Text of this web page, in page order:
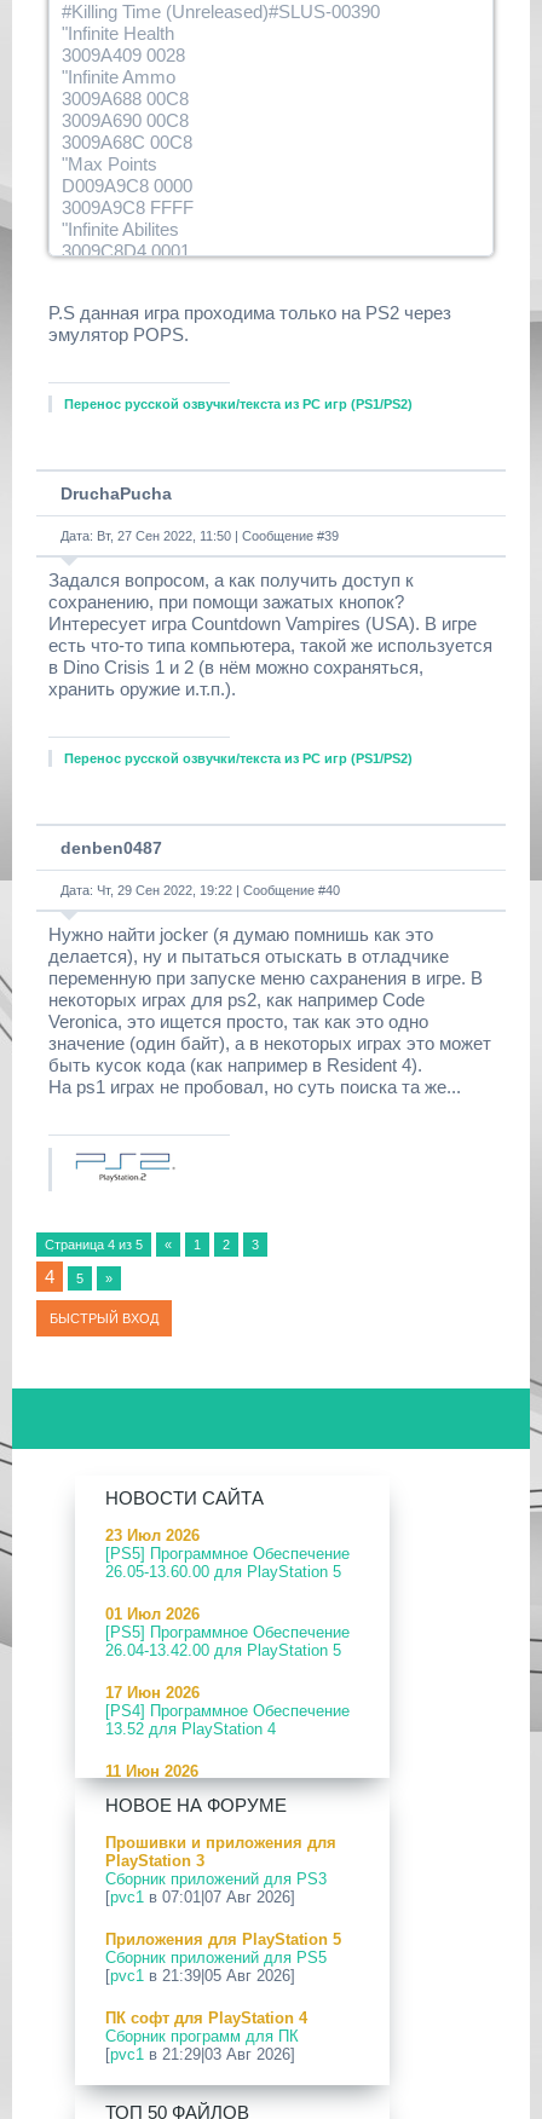
#Killing Time (Unreleased)#SLUS-00390
"Infinite Health
3009A409 0028
"Infinite Ammo
3009A688 00C8
3009A690 00C8
3009A68C 00C8
"Max Points
D009A9C8 0000
3009A9C8 FFFF
"Infinite Abilites
3009C8D4 0001
3009C91C 0001
3009C934 0001
3009C964 0001
3009C97C 0001
P.S данная игра проходима только на PS2 через
эмулятор POPS.
Перенос русской озвучки/текста из РС игр (PS1/PS2)
DruchaPucha
Дата: Вт, 27 Сен 2022, 11:50 | Сообщение #39
Задался вопросом, а как получить доступ к
сохранению, при помощи зажатых кнопок?
Интересует игра Countdown Vampires (USA). В игре
есть что-то типа компьютера, такой же используется
в Dino Crisis 1 и 2 (в нём можно сохраняться,
хранить оружие и.т.п.).
Перенос русской озвучки/текста из РС игр (PS1/PS2)
denben0487
Дата: Чт, 29 Сен 2022, 19:22 | Сообщение #40
Нужно найти jocker (я думаю помнишь как это
делается), ну и пытаться отыскать в отладчике
переменную при запуске меню сахранения в игре. В
некоторых играх для ps2, как например Code
Veronica, это ищется просто, так как это одно
значение (один байт), а в некоторых играх это может
быть кусок кода (как например в Resident 4).
На ps1 играх не пробовал, но суть поиска та же...
Страница 4 из 5 « 1 2 3
4 5 »
НОВОСТИ САЙТА
23 Июл 2026
[PS5] Программное Обеспечение
26.05-13.60.00 для PlayStation 5
01 Июл 2026
[PS5] Программное Обеспечение
26.04-13.42.00 для PlayStation 5
17 Июн 2026
[PS4] Программное Обеспечение
13.52 для PlayStation 4
11 Июн 2026
[PS5] Программное Обеспечение
26.04-13.40.00 для PlayStation 5
24 Апр 2026
[PS5] Программное Обеспечение
26.03-13.20.00 для PlayStation 5
12 Апр 2026
[PS Portal] Программное
Обеспечение 7.0.2 для PS Portal
09 Апр 2026
[PS3|CFW] webMAN MOD
v1.47.48p
29 Мар 2026
[PS3] PS3HEN v3.5.0
НОВОЕ НА ФОРУМЕ
Прошивки и приложения для
PlayStation 3
Сборник приложений для PS3
[pvc1 в 07:01|07 Авг 2026]
Приложения для PlayStation 5
Сборник приложений для PS5
[pvc1 в 21:39|05 Авг 2026]
ПК софт для PlayStation 4
Сборник программ для ПК
[pvc1 в 21:29|03 Авг 2026]
ПК софт для PlayStation 5
Сборник программ для ПК
ТОП 50 ФАЙЛОВ